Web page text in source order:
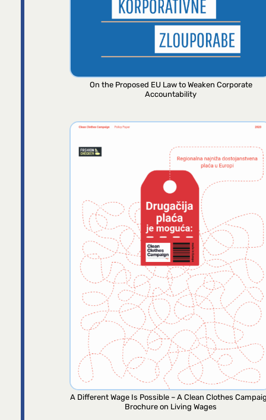
On the Proposed EU Law to Weaken Corporate
Accountability
A Different Wage Is Possible – A Clean Clothes
Brochure on Living Wages